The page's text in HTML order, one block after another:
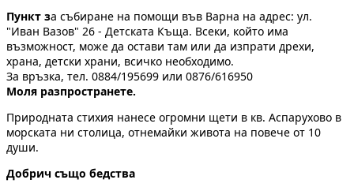
Пункт за събиране на помощи във Варна на адрес: ул.
"Иван Вазов" 26 - Детската Къща. Всеки, който има
възможност, може да остави там или да изпрати дрехи,
храна, детски храни, всичко необходимо.
За връзка, тел. 0884/195699 или 0876/616950
Моля разпространете.
Природната стихия нанесе огромни щети в кв. Аспарухово в
морската ни столица, отнемайки живота на повече от 10
души.
Добрич също бедства